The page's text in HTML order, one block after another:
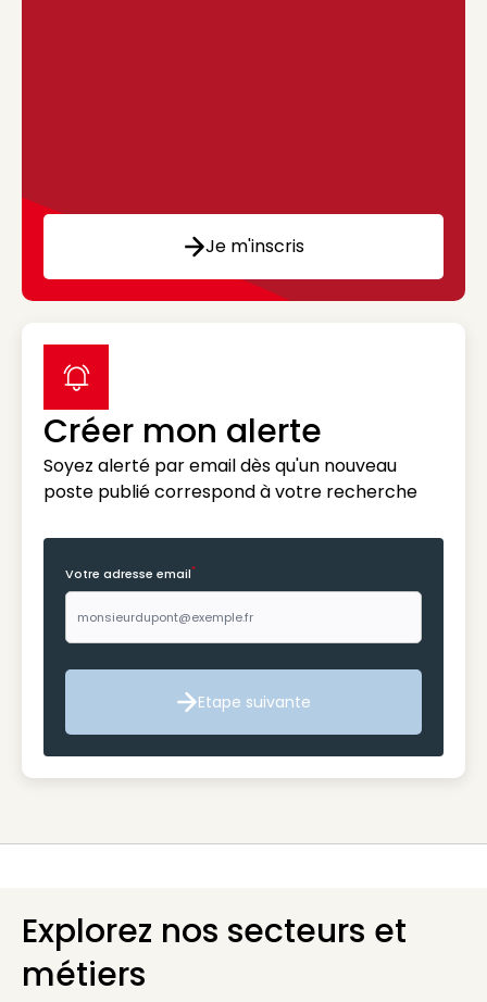
Je m'inscris
Créer mon alerte
Soyez alerté par email dès qu'un nouveau
poste publié correspond à votre recherche
label icon
Votre adresse email*
Etape suivante
Etape suivante
Explorez nos secteurs et
métiers